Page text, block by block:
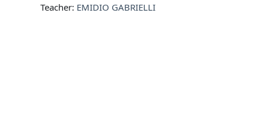
Teacher: EMIDIO GABRIELLI